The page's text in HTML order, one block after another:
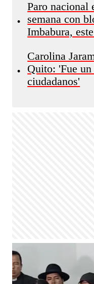
•
Paro nacional
semana con
Imbabura,
•
Carolina
Quito: 'Fue
ciudadanos'